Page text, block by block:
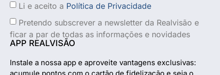
Li e aceito a Política de Privacidade
Pretendo subscrever a newsletter da Realvisão e
ficar a par de todas as informações e novidades
APP REALVISÃO
Instale a nossa app e aproveite vantagens exclusivas: